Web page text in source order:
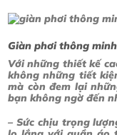
Giàn phơi thông
Với những thiết kế
không những tiết
mà còn đem lại
bạn không ngờ đến
– Sức chịu trọng